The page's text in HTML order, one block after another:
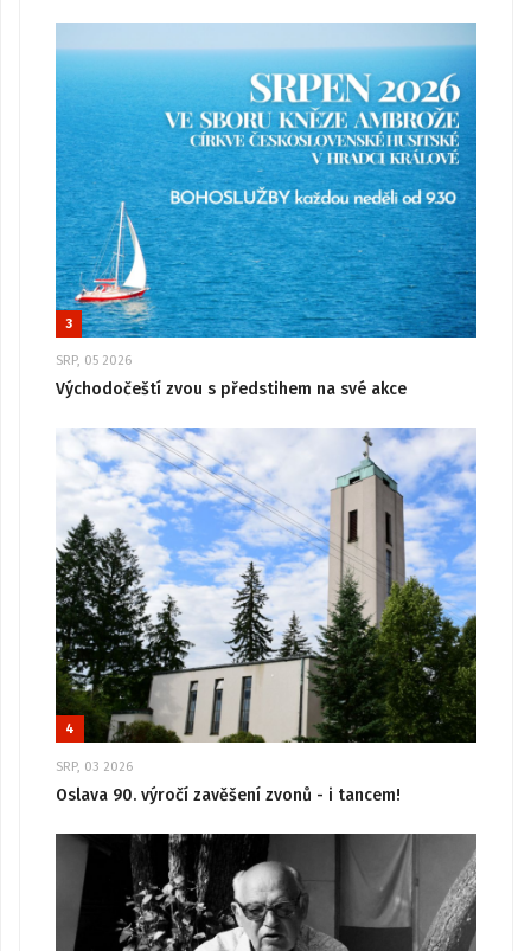
3
SRP, 05 2026
Východočeští zvou s předstihem na své akce
4
SRP, 03 2026
Oslava 90. výročí zavěšení zvonů - i tancem!